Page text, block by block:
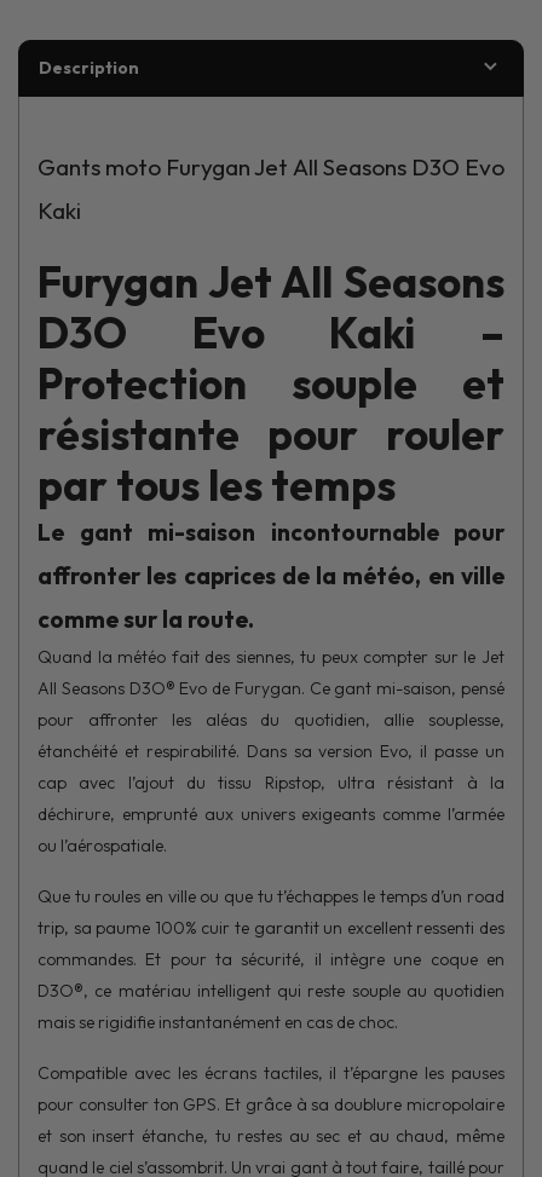
Description
Gants moto Furygan Jet All Seasons D3O Evo
Kaki
Furygan Jet All Seasons
D3O Evo Kaki –
Protection souple et
résistante pour rouler
par tous les temps
Le gant mi-saison incontournable pour
affronter les caprices de la météo, en ville
comme sur la route.
Quand la météo fait des siennes, tu peux compter sur le Jet
All Seasons D3O® Evo de Furygan. Ce gant mi-saison, pensé
pour affronter les aléas du quotidien, allie souplesse,
étanchéité et respirabilité. Dans sa version Evo, il passe un
cap avec l’ajout du tissu Ripstop, ultra résistant à la
déchirure, emprunté aux univers exigeants comme l’armée
ou l’aérospatiale.
Que tu roules en ville ou que tu t’échappes le temps d’un road
trip, sa paume 100% cuir te garantit un excellent ressenti des
commandes. Et pour ta sécurité, il intègre une coque en
D3O®, ce matériau intelligent qui reste souple au quotidien
mais se rigidifie instantanément en cas de choc.
Compatible avec les écrans tactiles, il t’épargne les pauses
pour consulter ton GPS. Et grâce à sa doublure micropolaire
et son insert étanche, tu restes au sec et au chaud, même
quand le ciel s’assombrit. Un vrai gant à tout faire, taillé pour